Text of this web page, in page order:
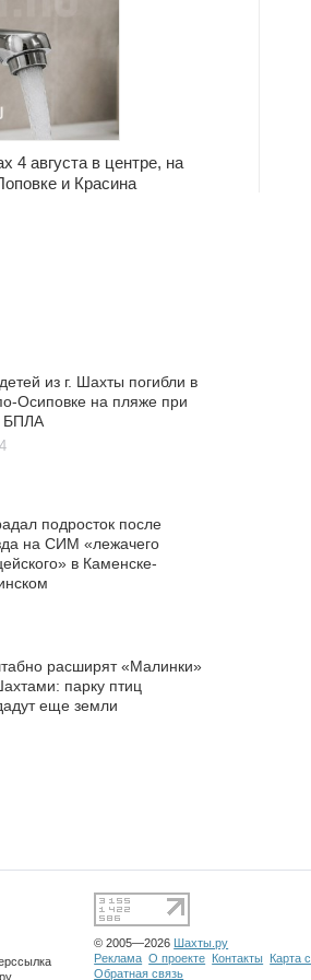
4 августа в центре, на
и Красина
из г. Шахты погибли в
Осиповке на пляже при
БПЛА
подросток после
на СИМ «лежачего
в Каменске-
расширят «Малинки»
парку птиц
еще земли
© 2005—2026
Шахты.ру
Реклама О проекте Контакты Карта
Обратная связь